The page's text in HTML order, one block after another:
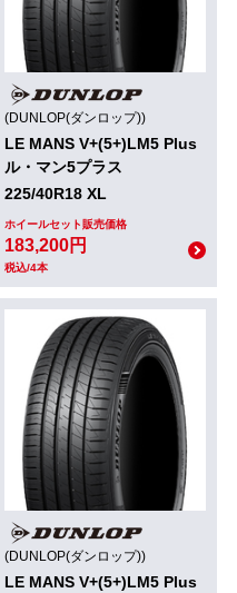
(DUNLOP(ダンロップ))
LE MANS V+(5+)LM5 Plus
ル・マン5プラス
225/40R18 XL
ホイールセット販売価格
183,200円
税込/4本
(DUNLOP(ダンロップ))
LE MANS V+(5+)LM5 Plus